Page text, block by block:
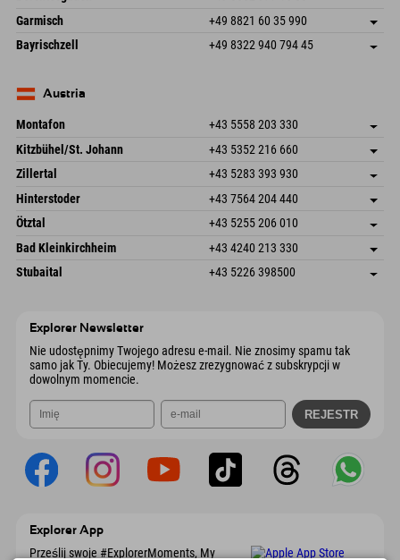
87484 Nesselwang im Allgäu
Niemcy
Książka
Hofreitstr. 7
83471 Schönau am Königssee
Niemcy
Zapisz adres
Informacje o przyjeździe
Książka
Garmisch +49 8821 60 35 990
Frickenstraße 22
82490 Farchant
Zapisz adres
Bayrischzell +49 8322 940 794 45
NiemcyAustria
Montafon +43 5558 203 330
Dorfstr. 127b
6793 Gaschurn/Montafon
Austria
Zapisz adres
Informacje o przyjeździe
Książka
Kitzbühel/St. Johann +43 5352 216 660
Speckbacherstraße 87
Austria
Zapisz adres
Książka
Zillertal +43 5283 393 930
Schmiedau 2
6272 Kaltenbach im Zillertal
Austria
Zapisz adres
Informacje o przyjeździe
Książka
Hinterstoder +43 7564 204 440
Freizeitpark 10
Austria
Zapisz adres
Książka
Ötztal +43 5255 206 010
Gscheat 14
6441 Umhausen
Austria
Zapisz adres
Informacje o przyjeździe
Książka
Bad Kleinkirchheim +43 4240 213 330
Dorfstraße 24
Zapisz adres
Stubaital +43 5226 398500
Explorer Newsletter
Nie udostępnimy Twojego adresu e-mail. Nie znosimy spamu tak
samo jak Ty. Obiecujemy! Możesz zrezygnować z subskrypcji w
dowolnym momencie.
Explorer App
Prześlij swoje #ExplorerMoments, My